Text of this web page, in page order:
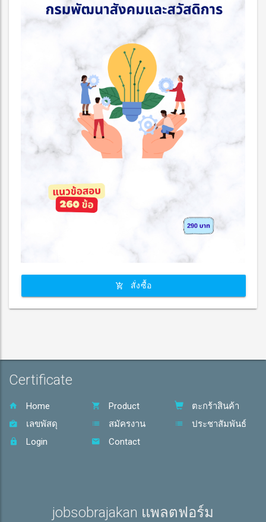
สั่งซื้อ
Certificate
Home Product
ตะกร้าสินค้า
เลขพัสดุ
สมัครงาน
ประชาสัมพันธ์
Login
Contact
jobsobrajakan แพลตฟอร์ม